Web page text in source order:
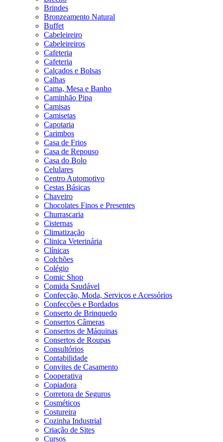
Brindes
Bronzeamento Natural
Buffet
Cabeleireiro
Cabeleireiros
Cafeteria
Cafeteria
Calçados e Bolsas
Calhas
Cama, Mesa e Banho
Caminhão Pipa
Camisas
Camisetas
Capotaria
Carimbos
Casa de Frios
Casa de Repouso
Casa do Bolo
Celulares
Centro Automotivo
Cestas Básicas
Chaveiro
Chocolates Finos e Presentes
Churrascaria
Cisternas
Climatização
Clinica Veterinária
Clínicas
Colchões
Colégio
Comic Shop
Comida Saudável
Confecção, Moda, Serviços e Acessórios
Confecções e Bordados
Conserto de Brinquedo
Consertos Câmeras
Consertos de Máquinas
Consertos de Roupas
Consultórios
Contabilidade
Convites de Casamento
Cooperativa
Copiadora
Corretora de Seguros
Cosméticos
Costureira
Cozinha Industrial
Criação de Sites
Cursos